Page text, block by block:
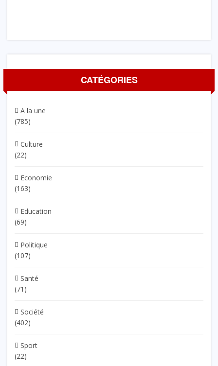
CATÉGORIES
A la une
(785)
Culture
(22)
Economie
(163)
Education
(69)
Politique
(107)
Santé
(71)
Société
(402)
Sport
(22)